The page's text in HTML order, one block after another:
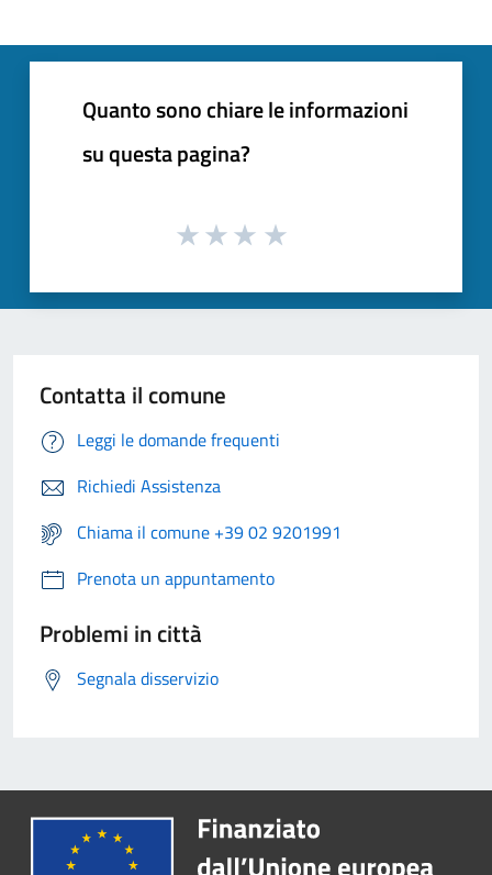
Quanto sono chiare le informazioni
su questa pagina?
Contatta il comune
Leggi le domande frequenti
Richiedi Assistenza
Chiama il comune +39 02 9201991
Prenota un appuntamento
Problemi in città
Segnala disservizio